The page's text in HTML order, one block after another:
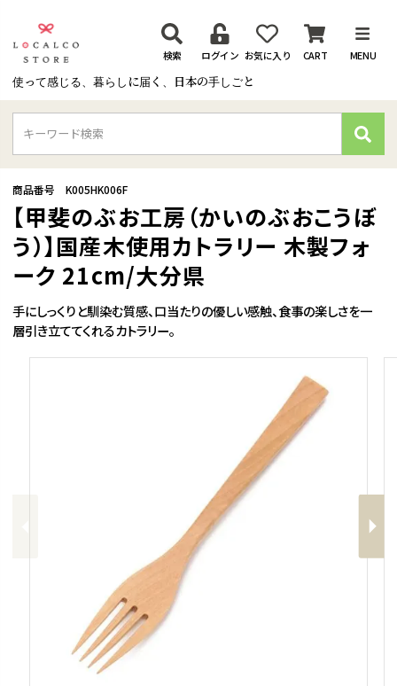
使って感じる、暮らしに届く、日本の手しごと
検索 ログイン お気に入り CART MENU
検
索
手にしっくりと馴染む質感、口当たりの優しい感触、食事の楽しさを一
層引き立ててくれるカトラリー。
【甲斐のぶお工房（かいのぶおこうぼ
う）】国産木使用カトラリー 木製フォ
ーク 21cm/大分県
商品番号 K005HK006F